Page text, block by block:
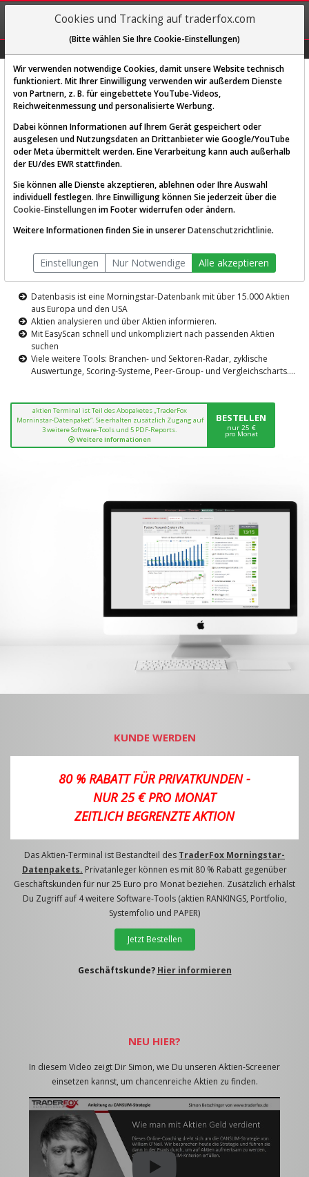
REGIS-
TRIEREN
Diese Funktion ist nur für
AKTIEN-TERMINAL
Die Aktienanalyse-Plattform von
TraderFox
Datenbasis ist eine Morningstar-Datenbank mit über 15.000 Aktien
aus Europa und den USA
Aktien analysieren und über Aktien informieren.
Mit EasyScan schnell und unkompliziert nach passenden Aktien
suchen
Viele weitere Tools: Branchen- und Sektoren-Radar, zyklische
Auswertunge, Scoring-Systeme, Peer-Group- und Vergleichscharts....
aktien Terminal ist Teil des Abopaketes „TraderFox
Morninstar-Datenpaket“. Sie erhalten zusätzlich Zugang auf
3 weitere Software-Tools und 5 PDF-Reports.
Weitere Informationen
BESTELLEN
nur 25 €
pro Monat
KUNDE WERDEN
80 % RABATT FÜR PRIVATKUNDEN -
NUR 25 € PRO MONAT
ZEITLICH BEGRENZTE AKTION
Das Aktien-Terminal ist Bestandteil des TraderFox Morningstar-
Datenpakets. Privatanleger können es mit 80 % Rabatt gegenüber
Geschäftskunden für nur 25 Euro pro Monat beziehen. Zusätzlich erhälst
Du Zugriff auf 4 weitere Software-Tools (aktien RANKINGS, Portfolio,
Systemfolio und PAPER)
Jetzt Bestellen
Geschäftskunde? Hier informieren
NEU HIER?
In diesem Video zeigt Dir Simon, wie Du unseren Aktien-Screener
einsetzen kannst, um chancenreiche Aktien zu finden.
Cookies und Tracking auf traderfox.com
(Bitte wählen Sie Ihre Cookie-Einstellungen)
Wir verwenden notwendige Cookies, damit unsere Website technisch
funktioniert. Mit Ihrer Einwilligung verwenden wir außerdem Dienste
von Partnern, z. B. für eingebettete YouTube-Videos,
Reichweitenmessung und personalisierte Werbung.
Dabei können Informationen auf Ihrem Gerät gespeichert oder
ausgelesen und Nutzungsdaten an Drittanbieter wie Google/YouTube
oder Meta übermittelt werden. Eine Verarbeitung kann auch außerhalb
der EU/des EWR stattfinden.
Sie können alle Dienste akzeptieren, ablehnen oder Ihre Auswahl
individuell festlegen. Ihre Einwilligung können Sie jederzeit über die
Cookie-Einstellungen im Footer widerrufen oder ändern.
Weitere Informationen finden Sie in unsererDatenschutzrichtlinie.
Einstellungen Nur Notwendige Alle akzeptieren